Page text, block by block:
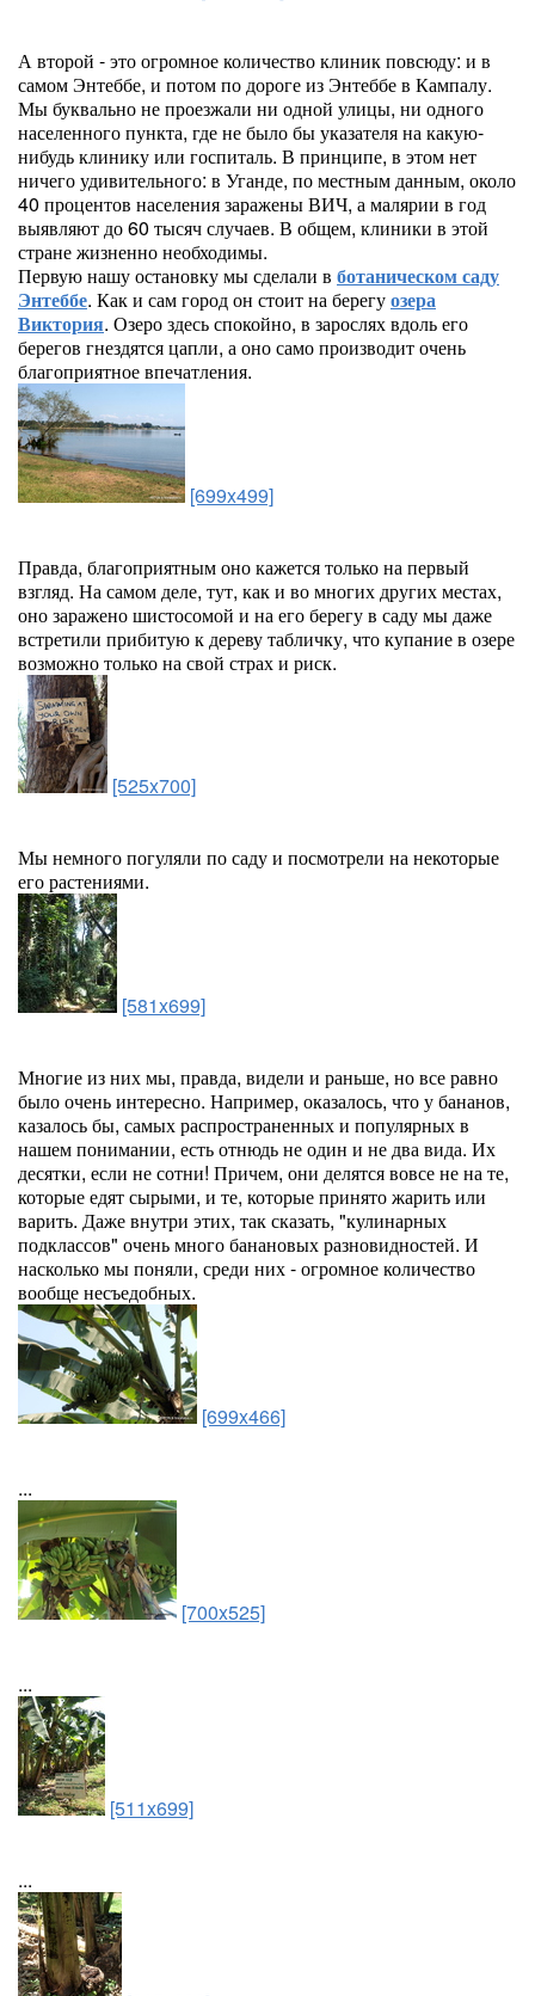
А второй - это огромное количество клиник повсюду: и в
самом Энтеббе, и потом по дороге из Энтеббе в Кампалу.
Мы буквально не проезжали ни одной улицы, ни одного
населенного пункта, где не было бы указателя на какую-
нибудь клинику или госпиталь. В принципе, в этом нет
ничего удивительного: в Уганде, по местным данным, около
40 процентов населения заражены ВИЧ, а малярии в год
выявляют до 60 тысяч случаев. В общем, клиники в этой
стране жизненно необходимы.
Первую нашу остановку мы сделали в ботаническом саду
Энтеббе. Как и сам город он стоит на берегуозера
Виктория. Озеро здесь спокойно, в зарослях вдоль его
берегов гнездятся цапли, а оно само производит очень
благоприятное впечатления.
[699x499]
Правда, благоприятным оно кажется только на первый
взгляд. На самом деле, тут, как и во многих других местах,
оно заражено шистосомой и на его берегу в саду мы даже
встретили прибитую к дереву табличку, что купание в озере
возможно только на свой страх и риск.
[525x700]
Мы немного погуляли по саду и посмотрели на некоторые
его растениями.
[581x699]
Многие из них мы, правда, видели и раньше, но все равно
было очень интересно. Например, оказалось, что у бананов,
казалось бы, самых распространенных и популярных в
нашем понимании, есть отнюдь не один и не два вида. Их
десятки, если не сотни! Причем, они делятся вовсе не на те,
которые едят сырыми, и те, которые принято жарить или
варить. Даже внутри этих, так сказать, "кулинарных
подклассов" очень много банановых разновидностей. И
насколько мы поняли, среди них - огромное количество
вообще несъедобных.
[699x466]
...
[700x525]
...
[511x699]
...